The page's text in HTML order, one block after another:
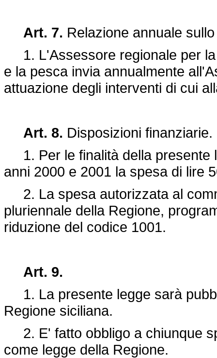
Art. 7. Relazione annuale
1. L'Assessore regionale per la
e la pesca invia annualmente
attuazione degli interventi di cui
Art. 8. Disposizioni finanziarie.
1. Per le finalità della presente
anni 2000 e 2001 la spesa di lire
2. La spesa autorizzata al
pluriennale della Regione,
riduzione del codice 1001.
Art. 9.
1. La presente legge sarà
Regione siciliana.
2. E' fatto obbligo a chiunque
come legge della Regione.